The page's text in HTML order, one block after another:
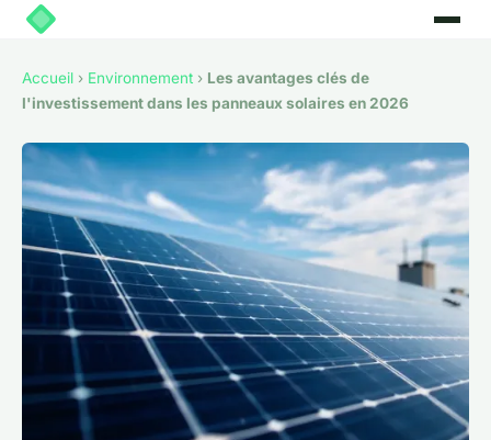
Accueil › Environnement › Les avantages clés de
l'investissement dans les panneaux solaires en 2026